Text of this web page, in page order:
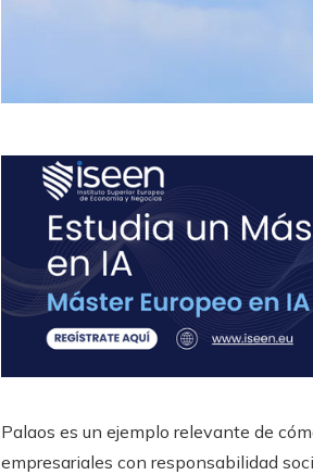
Palaos es un ejemplo relevante de
empresariales con responsabilidad